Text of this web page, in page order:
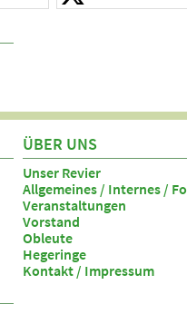
ÜBER UNS
Unser Revier
Allgemeines / Internes /
Veranstaltungen
Vorstand
Obleute
Hegeringe
Kontakt / Impressum